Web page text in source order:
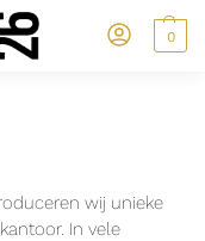
0
wij unieke
In vele